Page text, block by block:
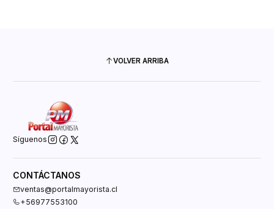
VOLVER ARRIBA
Síguenos
CONTÁCTANOS
ventas@portalmayorista.cl
+56977553100